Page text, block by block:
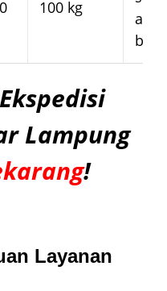
100 kg
Lampung
!
Layanan